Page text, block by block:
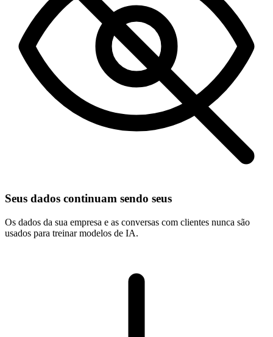
Seus dados continuam sendo seus
Os dados da sua empresa e as conversas com clientes nunca são
usados para treinar modelos de IA.